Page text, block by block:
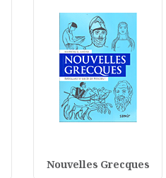
Nouvelles Grecques